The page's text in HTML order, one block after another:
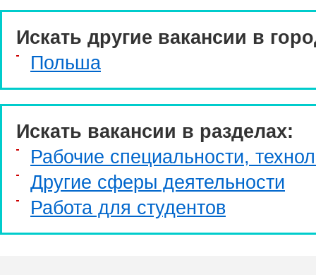
Искать другие вакансии в
Польша
Искать вакансии в разделах:
Рабочие специальности,
Другие сферы деятельности
Работа для студентов